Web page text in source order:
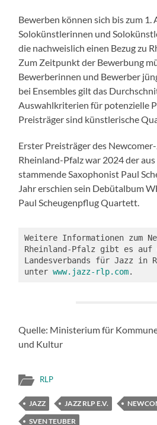
Bewerben können sich bis zum
Solokünstlerinnen und
die nachweislich einen Bezug zu
Zum Zeitpunkt der Bewerbung
Bewerberinnen und Bewerber
bei Ensembles gilt das
Auswahlkriterien für potenzielle
Preisträger sind künstlerische
Erster Preisträger des
Rheinland-Pfalz war 2024 der
stammende Saxophonist Paul
Jahr erschien sein Debütalbum
Paul Scheugenpflug Quartett.
Weitere Informationen zum
Rheinland-Pfalz gibt es auf
Landesverbands für Jazz in
unter www.jazz-rlp.com.
Quelle: Ministerium für
und Kultur
RLP
JAZZ JAZZ RLP E.V.
SVEN TEUBER